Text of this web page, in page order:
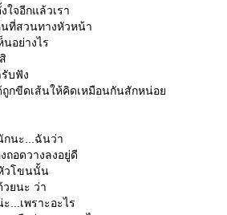
ใจอีกแล้วเรา
นที่สวนทางหัวหน้า
อย่างไร
บฟัง
ถูกขีดเส้นให้คิดเหมือนกันสักหน่อ
กนะ...ฉันว่า
อดวางลงอยู่ดี
วโขนนั้น
วยนะ ว่า
...เพราะอะไร